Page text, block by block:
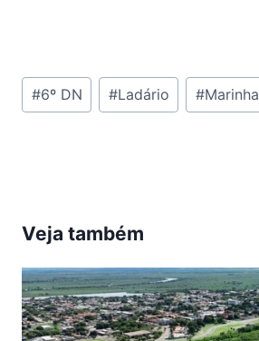
Tags
do
#6º DN #Ladário #Marinha
Veja também